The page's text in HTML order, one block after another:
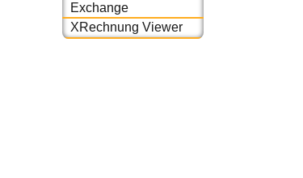
Exchange
XRechnung Viewer